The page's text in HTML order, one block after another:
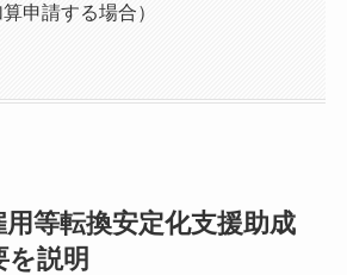
申請する場合）
用等転換安定化支援助成
を説明